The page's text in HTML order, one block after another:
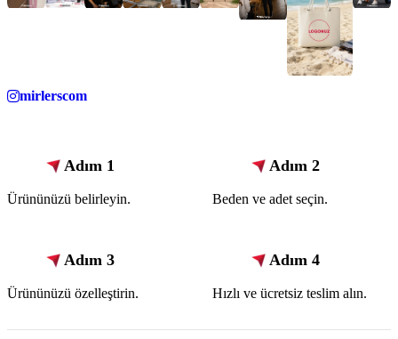
mirlerscom
Adım 1
Ürününüzü belirleyin.
Adım 2
Beden ve adet seçin.
Adım 3
Ürününüzü özelleştirin.
Adım 4
Hızlı ve ücretsiz teslim alın.